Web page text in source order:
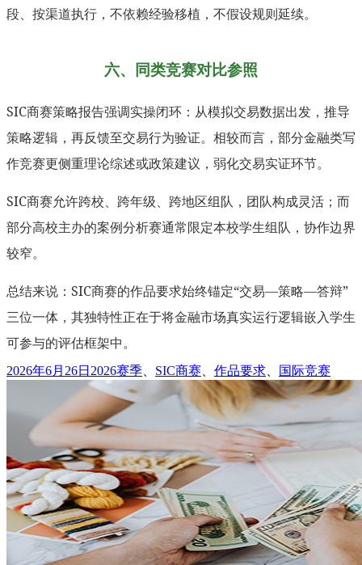
段、按渠道执行，不依赖经验移植，不假设规则延续。
六、同类竞赛对比参照
SIC商赛策略报告强调实操闭环：从模拟交易数据出发，推导
策略逻辑，再反馈至交易行为验证。相较而言，部分金融类写
作竞赛更侧重理论综述或政策建议，弱化交易实证环节。
SIC商赛允许跨校、跨年级、跨地区组队，团队构成灵活；而
部分高校主办的案例分析赛通常限定本校学生组队，协作边界
较窄。
总结来说：SIC商赛的作品要求始终锚定“交易—策略—答辩”
三位一体，其独特性正在于将金融市场真实运行逻辑嵌入学生
可参与的评估框架中。
发
2026年6月26日 标
签
2026赛季 SIC商赛 作品要求 国际竞赛